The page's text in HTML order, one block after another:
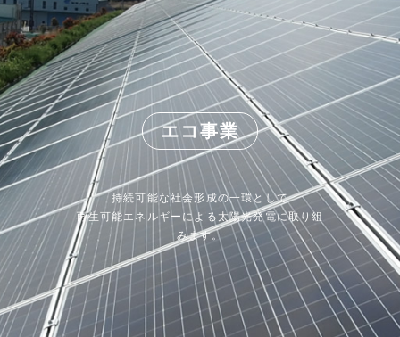
エコ事業
持続可能な社会形成の一環として
再生可能エネルギーによる太陽光発電に取り組
みます。